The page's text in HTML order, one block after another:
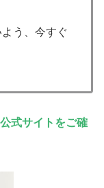
う、今すぐ
式サイトをご確